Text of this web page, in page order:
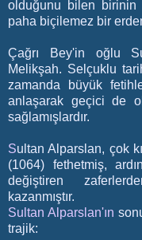
olduğunu bilen birinin
paha biçilemez bir
Çağrı Bey'in oğlu
Melikşah. Selçuklu
zamanda büyük
anlaşarak geçici de
sağlamışlardır.
Sultan Alparslan, çok
(1064) fethetmiş,
değiştiren
kazanmıştır.
Sultan Alparslan'ın
trajik: